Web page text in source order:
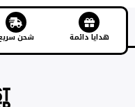
هدايا دائمة شحن